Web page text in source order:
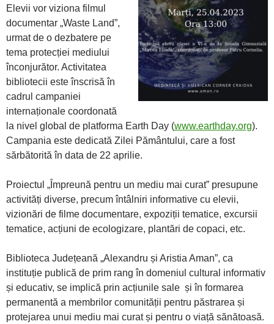
Elevii vor viziona filmul
documentar „Waste Land”,
urmat de o dezbatere pe
tema protecției mediului
înconjurător. Activitatea
bibliotecii este înscrisă în
cadrul campaniei
internaționale coordonată
la nivel global de platforma Earth Day (www.earthday.org).
Campania este dedicată Zilei Pământului, care a fost
sărbătorită în data de 22 aprilie.
Proiectul „Împreună pentru un mediu mai curat” presupune
activități diverse, precum întâlniri informative cu elevii,
vizionări de filme documentare, expoziții tematice, excursii
tematice, acțiuni de ecologizare, plantări de copaci, etc.
Biblioteca Județeană „Alexandru și Aristia Aman”, ca
instituție publică de prim rang în domeniul cultural informativ
și educativ, se implică prin acțiunile sale și în formarea
permanentă a membrilor comunității pentru păstrarea și
protejarea unui mediu mai curat și pentru o viață sănătoasă.